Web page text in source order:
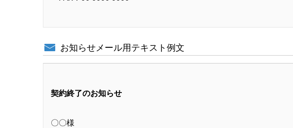
お知らせメール用テキスト例文
契約終了のお知らせ
〇〇様